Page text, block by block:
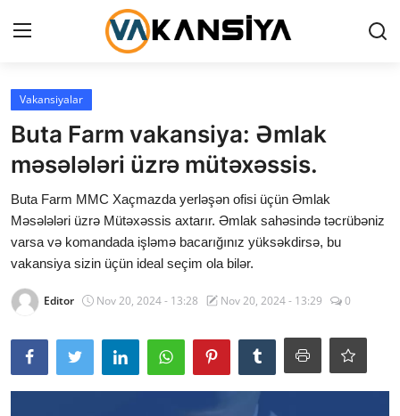
Login
Ana səhifə
Maliyyə
Əlaqə
Xəbərlər
AZ
Vakansiyalar
Buta Farm vakansiya: Əmlak
məsələləri üzrə mütəxəssis.
Buta Farm MMC Xaçmazda yerləşən ofisi üçün Əmlak
Məsələləri üzrə Mütəxəssis axtarır. Əmlak sahəsində təcrübəniz
varsa və komandada işləmə bacarığınız yüksəkdirsə, bu
vakansiya sizin üçün ideal seçim ola bilər.
Editor Nov 20, 2024 - 13:28 Nov 20, 2024 - 13:29 0